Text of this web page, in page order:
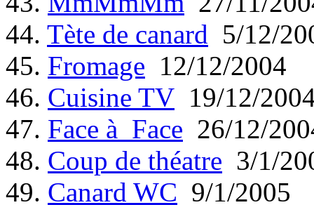
44. Tète de canard 5/12/
45. Fromage 12/12/2004
46. Cuisine TV 19/12/
47. Face à Face 26/12/
48. Coup de théatre 3/1/
49. Canard WC 9/1/2005